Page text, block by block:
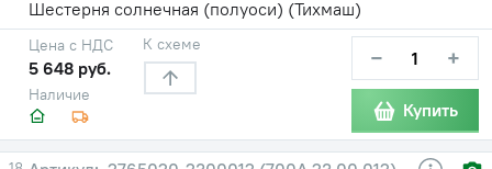
Шестерня солнечная (полуоси) (Тихмаш)
Наличие
Цена с НДС
5 648 руб.
К схеме − +
Купить